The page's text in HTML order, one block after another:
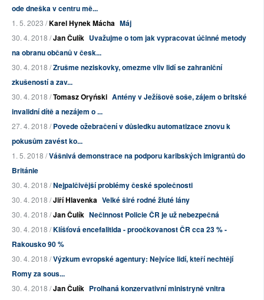
ode dneška v centru mě...
1. 5. 2023 /Karel Hynek Mácha Máj
30. 4. 2018 /Jan Čulík Uvažujme o tom jak vypracovat účinné metody
na obranu občanů v česk...
30. 4. 2018 /Zrušme neziskovky, omezme vliv lidí se zahraniční
zkušeností a zav...
30. 4. 2018 /Tomasz Oryński Antény v Ježíšově soše, zájem o britské
invalidní dítě a nezájem o ...
27. 4. 2018 /Povede ožebračení v důsledku automatizace znovu k
pokusům zavést ko...
1. 5. 2018 /Vášnivá demonstrace na podporu karibských imigrantů do
Británie
30. 4. 2018 /Nejpalčivější problémy české společnosti
30. 4. 2018 /Jiří Hlavenka Velké širé rodné žluté lány
30. 4. 2018 /Jan Čulík Nečinnost Policie ČR je už nebezpečná
30. 4. 2018 /Klíšťová encefalitida - proočkovanost ČR cca 23 % -
Rakousko 90 %
30. 4. 2018 /Výzkum evropské agentury: Nejvíce lidí, kteří nechtějí
Romy za sous...
30. 4. 2018 /Jan Čulík Prolhaná konzervativní ministryně vnitra